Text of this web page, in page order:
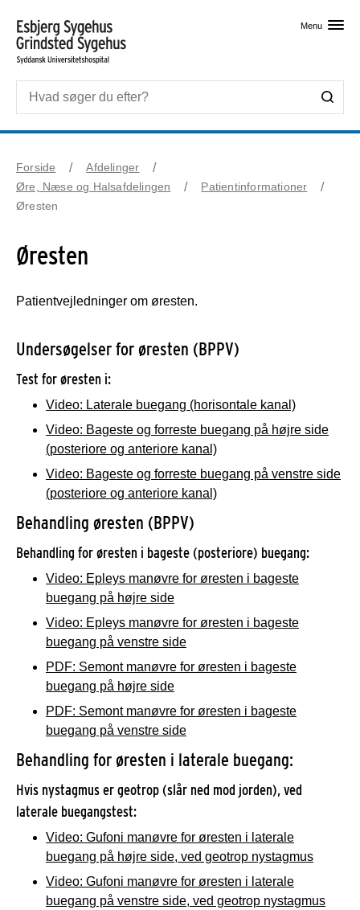
Menu
Forside
Afdelinger
Øre, Næse og Halsafdelingen
Patientinformationer
Øresten
Øresten
Patientvejledninger om øresten.
Undersøgelser for øresten (BPPV)
Test for øresten i:
Video: Laterale buegang (horisontale kanal)
Video: Bageste og forreste buegang på højre side
(posteriore og anteriore kanal)
Video: Bageste og forreste buegang på venstre side
(posteriore og anteriore kanal)
Behandling øresten (BPPV)
Behandling for øresten i bageste (posteriore) buegang:
Video: Epleys manøvre for øresten i bageste
buegang på højre side
Video: Epleys manøvre for øresten i bageste
buegang på venstre side
PDF: Semont manøvre for øresten i bageste
buegang på højre side
PDF: Semont manøvre for øresten i bageste
buegang på venstre side
Behandling for øresten i laterale buegang:
Hvis nystagmus er geotrop (slår ned mod jorden), ved
laterale buegangstest:
Video: Gufoni manøvre for øresten i laterale
buegang på højre side, ved geotrop nystagmus
Video: Gufoni manøvre for øresten i laterale
buegang på venstre side, ved geotrop nystagmus